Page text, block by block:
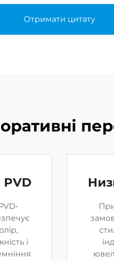
Отримати цитату
PVD
і